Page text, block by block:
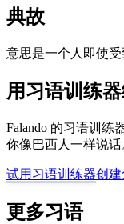
典故
意思是一个人即使受
用习语训练器
Falando 的习语训练
你像巴西人一样说话
试用习语训练器创建
更多习语